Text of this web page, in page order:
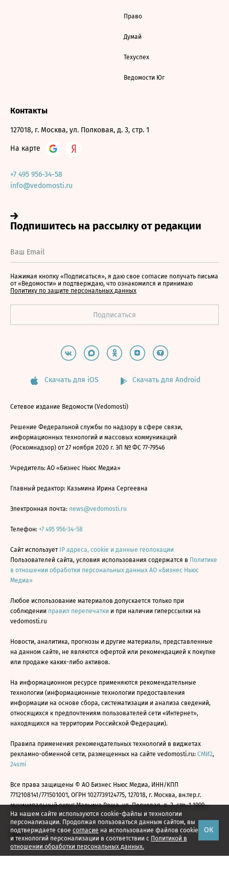
На нашем сайте используются cookie-файлы и технологии
персонализации. Продолжая пользоваться данным сайтом, вы
подтверждаете свое согласие на использование файлов cookie
и технологий персонализации в соответствии с Политикой в
отношении обработки персональных данных.
ОК
Право
Думай
Техуспех
Ведомости Юг
Контакты
127018, г. Москва, ул. Полковая, д. 3, стр. 1
На карте
+7 495 956-34-58
info@vedomosti.ru
Нажимая кнопку «Подписаться», я даю свое согласие получать письма
от «Ведомости» и подтверждаю, что ознакомился и принимаю
Политику по защите персональных данных
Скачать для iOS Скачать для Android
Сетевое издание Ведомости (Vedomosti)
Решение Федеральной службы по надзору в сфере связи,
информационных технологий и массовых коммуникаций
(Роскомнадзор) от 27 ноября 2020 г. ЭЛ № ФС 77-79546
Учредитель: АО «Бизнес Ньюс Медиа»
Главный редактор: Казьмина Ирина Сергеевна
Электронная почта: news@vedomosti.ru
Телефон: +7 495 956-34-58
Сайт использует IP адреса, cookie и данные геолокации
Пользователей сайта, условия использования содержатся в Политике
в отношении обработки персональных данных АО «Бизнес Ньюс
Медиа»
Любое использование материалов допускается только при
соблюдении правил перепечатки и при наличии гиперссылки на
vedomosti.ru
Новости, аналитика, прогнозы и другие материалы, представленные
на данном сайте, не являются офертой или рекомендацией к покупке
или продаже каких-либо активов.
На информационном ресурсе применяются рекомендательные
технологии (информационные технологии предоставления
информации на основе сбора, систематизации и анализа сведений,
относящихся к предпочтениям пользователей сети «Интернет»,
находящихся на территории Российской Федерации).
Правила применения рекомендательных технологий в виджетах
рекламно-обменной сети, размещенных на сайте vedomosti.ru: СМИ2,
24smi
Все права защищены © АО Бизнес Ньюс Медиа, ИНН/КПП
7712108141/771501001, ОГРН 1027739124775, 127018, г. Москва, вн.тер.г.
муниципальный округ Марьина Роща, ул. Полковая, д. 3, стр. 1 1999—
2026